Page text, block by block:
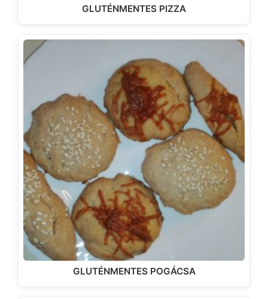
GLUTÉNMENTES PIZZA
GLUTÉNMENTES POGÁCSA